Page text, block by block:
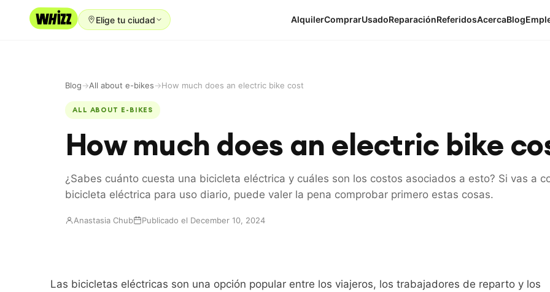
Elige tu ciudad AlquilerComprarUsadoReparaciónReferidosAcercaBlog
FR ES RU
Blog→All about e-bikes→How much does an electric bike cost
ALL ABOUT E-BIKES
How much does an electric bike
¿Sabes cuánto cuesta una bicicleta eléctrica y cuáles son los costos asociados a esto? Si vas a
bicicleta eléctrica para uso diario, puede valer la pena comprobar primero estas cosas.
Anastasia Chub Publicado el December 10, 2024
Las bicicletas eléctricas son una opción popular entre los viajeros, los trabajadores de reparto y los